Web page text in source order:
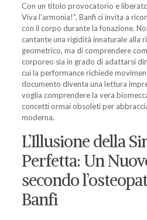
Con un titolo provocatorio e
Viva l’armonia!”, Banfi ci invita a
con il corpo durante la fonazione.
cantante una rigidità innaturale alla
geometrico, ma di comprendere
corporeo sia in grado di adattarsi
cui la performance richiede
documento diventa una lettura
voglia comprendere la vera
concetti ormai obsoleti per
moderna.
L’Illusione della
Perfetta: Un
secondo
Banfi